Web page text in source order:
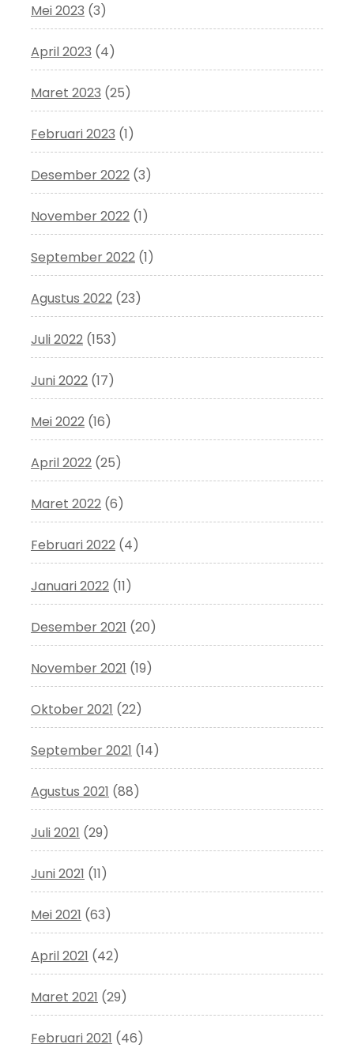
Mei 2023 (3)
April 2023 (4)
Maret 2023 (25)
Februari 2023 (1)
Desember 2022 (3)
November 2022 (1)
September 2022 (1)
Agustus 2022 (23)
Juli 2022 (153)
Juni 2022 (17)
Mei 2022 (16)
April 2022 (25)
Maret 2022 (6)
Februari 2022 (4)
Januari 2022 (11)
Desember 2021 (20)
November 2021 (19)
Oktober 2021 (22)
September 2021 (14)
Agustus 2021 (88)
Juli 2021 (29)
Juni 2021 (11)
Mei 2021 (63)
April 2021 (42)
Maret 2021 (29)
Februari 2021 (46)